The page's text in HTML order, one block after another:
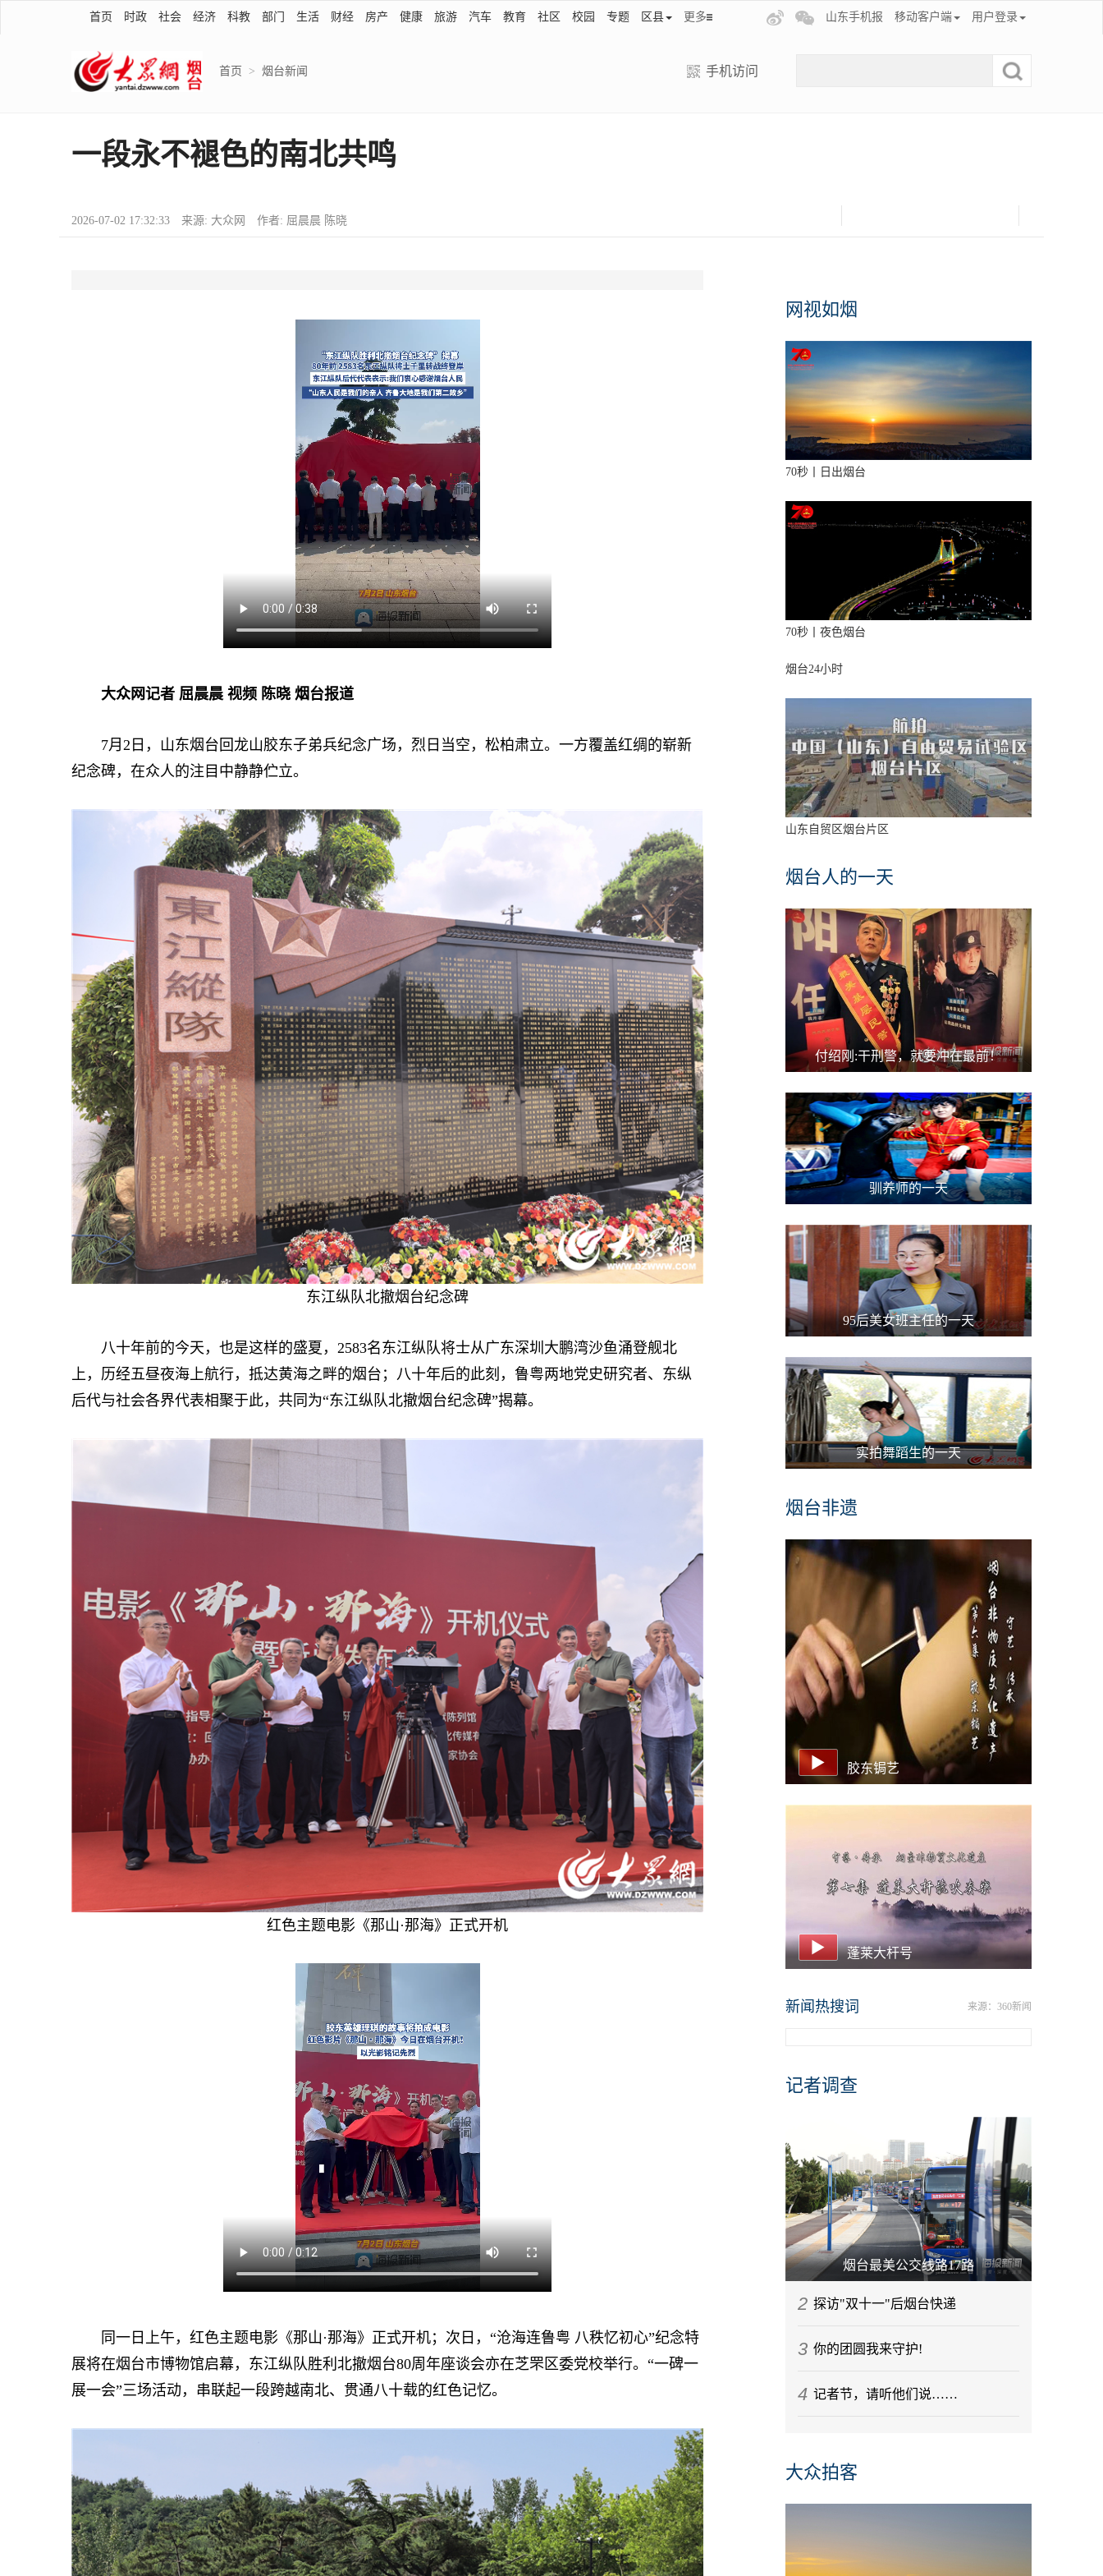
首页 时政 社会 经济 科教 部门 生活 财经 房产 健康 旅游 汽车 教育 社区 校园 专题 区县 更多 山东手机报 移动客户端 用户登录
首页 > 烟台新闻 手机访问
一段永不褪色的南北共鸣
2026-07-02 17:32:33 来源: 大众网 作者: 屈晨晨 陈晓
大众网记者 屈晨晨 视频 陈晓 烟台报道
7月2日，山东烟台回龙山胶东子弟兵纪念广场，烈日当空，松柏肃立。一方覆盖红绸的崭新
纪念碑，在众人的注目中静静伫立。
东江纵队北撤烟台纪念碑
八十年前的今天，也是这样的盛夏，2583名东江纵队将士从广东深圳大鹏湾沙鱼涌登舰北
上，历经五昼夜海上航行，抵达黄海之畔的烟台；八十年后的此刻，鲁粤两地党史研究者、东纵
后代与社会各界代表相聚于此，共同为“东江纵队北撤烟台纪念碑”揭幕。
红色主题电影《那山·那海》正式开机
同一日上午，红色主题电影《那山·那海》正式开机；次日，“沧海连鲁粤 八秩忆初心”纪念特
展将在烟台市博物馆启幕，东江纵队胜利北撤烟台80周年座谈会亦在芝罘区委党校举行。“一碑一
展一会”三场活动，串联起一段跨越南北、贯通八十载的红色记忆。
网视如烟
70秒丨日出烟台
70秒丨夜色烟台
烟台24小时
山东自贸区烟台片区
烟台人的一天
付绍刚:干刑警，就要冲在最前！
驯养师的一天
95后美女班主任的一天
实拍舞蹈生的一天
烟台非遗
胶东锔艺
蓬莱大杆号
新闻热搜词 来源：360新闻
记者调查
烟台最美公交线路17路
2 探访"双十一"后烟台快递
3 你的团圆我来守护!
4 记者节，请听他们说……
大众拍客